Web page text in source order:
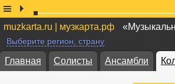
muzkarta.ru | музкарта.рф
Выберите регион, страну
Главная Солисты Ансамбли